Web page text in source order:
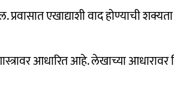
एखाद्याशी वाद होण्याची
आधारित आहे. लेखाच्या